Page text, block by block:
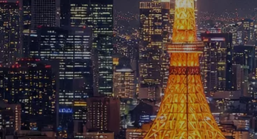
記事カテゴリー
ブログ
スポーツ